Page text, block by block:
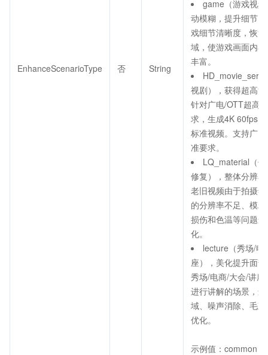
EnhanceScenarioType 否 String
game（游戏视
动模糊，提升细节
戏细节清晰度，恢
域，使游戏画面内
丰富。
视剧），获得超高
针对广电/OTT超高
求，生成4K 60fps
标准视频。支持广
准要求。
LQ_material（
修复），整体分辨
老旧视频由于拍摄
的分辨率不足、模
损伤和色温等问题
化。
lecture（秀场/电
座），美化提升面
秀场/电商/大会/讲座
进行讲解的场景，
域、噪声消除、毛
优化。
示例值：common